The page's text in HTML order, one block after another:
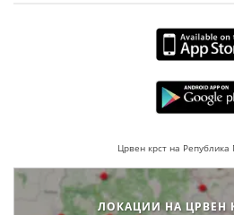
МЕНАЏМЕНТ НА
ЗА НАС
Црвен крст на Република
ЛОКАЦИИ НА ЦРВЕН